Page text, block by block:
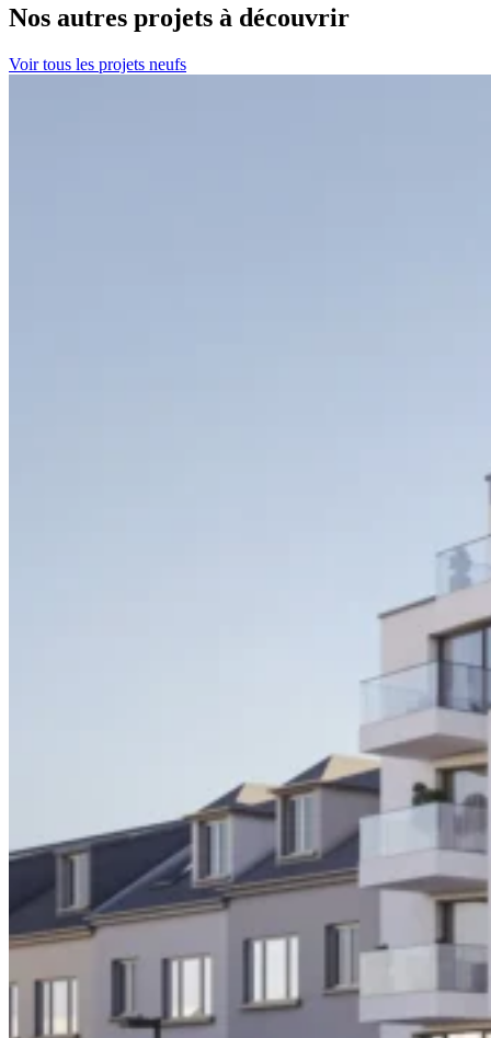
Nos autres projets à découvrir
Voir tous les projets neufs